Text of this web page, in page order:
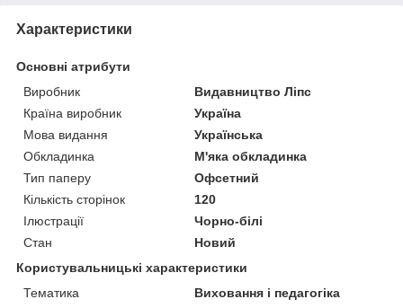
Характеристики
Основні атрибути
Виробник
Видавництво Ліпс
Країна виробник
Україна
Мова видання
Українська
Обкладинка
М'яка обкладинка
Тип паперу
Офсетний
Кількість сторінок
120
Ілюстрації
Чорно-білі
Стан
Новий
Користувальницькі характеристики
Тематика
Виховання і педагогіка